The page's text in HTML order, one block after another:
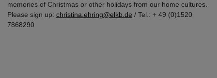
memories of Christmas or other holidays from our home cultures.
Please sign up: christina.ehring@elkb.de / Tel.: + 49 (0)1520
7868290